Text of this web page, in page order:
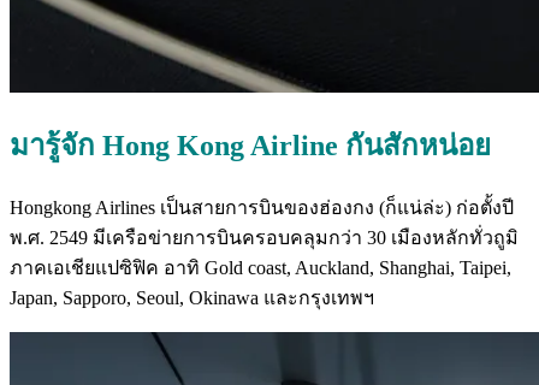
มารู้จัก Hong Kong Airline กันสักหน่อย
Hongkong Airlines เป็นสายการบินของฮ่องกง (ก็แน่ล่ะ) ก่อตั้งปี
พ.ศ. 2549 มีเครือข่ายการบินครอบคลุมกว่า 30 เมืองหลักทั่วถูมิ
ภาคเอเชียแปซิฟิค อาทิ Gold coast, Auckland, Shanghai, Taipei,
Japan, Sapporo, Seoul, Okinawa และกรุงเทพฯ